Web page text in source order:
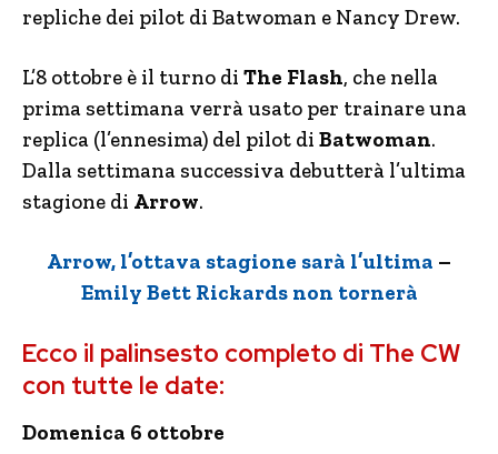
repliche dei pilot di Batwoman e Nancy Drew.
L’8 ottobre è il turno di The Flash, che nella
prima settimana verrà usato per trainare una
replica (l’ennesima) del pilot di Batwoman.
Dalla settimana successiva debutterà l’ultima
stagione di Arrow.
Arrow, l’ottava stagione sarà l’ultima –
Emily Bett Rickards non tornerà
Ecco il palinsesto completo di The CW
con tutte le date:
Domenica 6 ottobre